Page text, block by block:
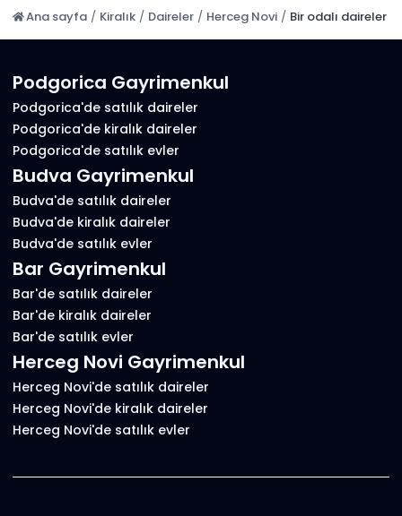
Ana sayfa / Kiralık / Daireler / Herceg Novi / Bir odalı daireler
Podgorica Gayrimenkul
Podgorica'de satılık daireler
Podgorica'de kiralık daireler
Podgorica'de satılık evler
Budva Gayrimenkul
Budva'de satılık daireler
Budva'de kiralık daireler
Budva'de satılık evler
Bar Gayrimenkul
Bar'de satılık daireler
Bar'de kiralık daireler
Bar'de satılık evler
Herceg Novi Gayrimenkul
Herceg Novi'de satılık daireler
Herceg Novi'de kiralık daireler
Herceg Novi'de satılık evler